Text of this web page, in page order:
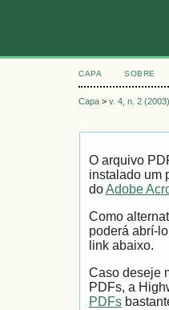
CAPA SOBRE
Capa > v. 4, n. 2 (2003)
O arquivo
instalado um
doAdobe
Como
poderá abrí-
link abaixo.
Caso deseje
PDFs, a
PDFs